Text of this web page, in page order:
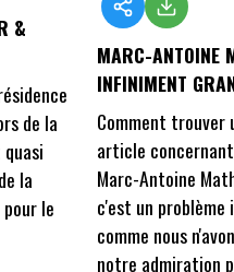
&
de la
la
le
MARC-ANTOINE
INFINIMENT
Comment
article
Marc-Antoine
c'est un problème
comme nous
notre admiration